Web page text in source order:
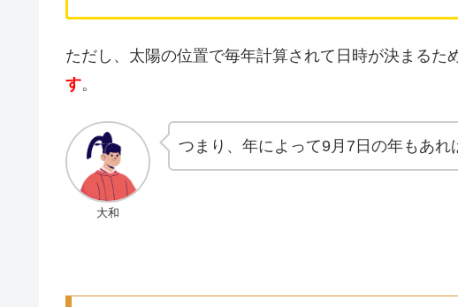
ただし、太陽の位置で毎年計算されて日時が決まるため
す。
大和
つまり、年によって9月7日の年もあれ